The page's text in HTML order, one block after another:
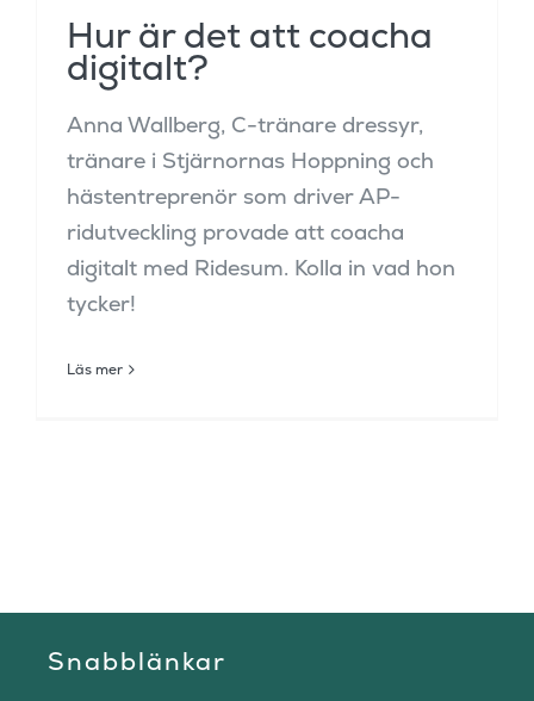
Hur är det att coacha
digitalt?
Anna Wallberg, C-tränare dressyr,
tränare i Stjärnornas Hoppning och
hästentreprenör som driver AP-
ridutveckling provade att coacha
digitalt med Ridesum. Kolla in vad hon
tycker!
Läs mer
Snabblänkar